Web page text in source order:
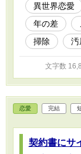
雄は、埃まみれ
にも掲載してい
異世界恋愛
年の差
掃除
汚
文字数
恋愛 完結
契約書にサ